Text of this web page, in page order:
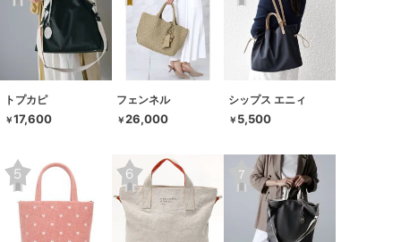
トプカピ
￥17,600
フェンネル
￥26,000
シップス エニィ
￥ 5,500